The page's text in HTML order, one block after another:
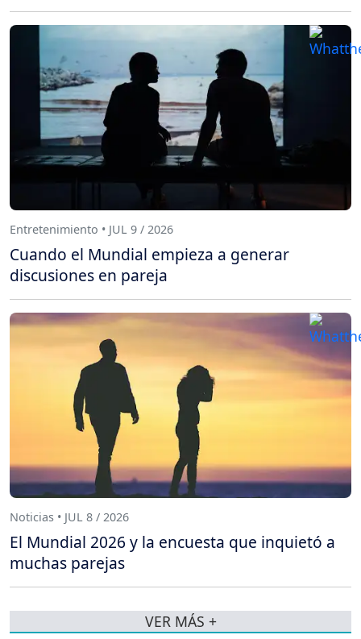
Entretenimiento • JUL 9 / 2026
Cuando el Mundial empieza a generar
discusiones en pareja
Noticias • JUL 8 / 2026
El Mundial 2026 y la encuesta que inquietó a
muchas parejas
VER MÁS +